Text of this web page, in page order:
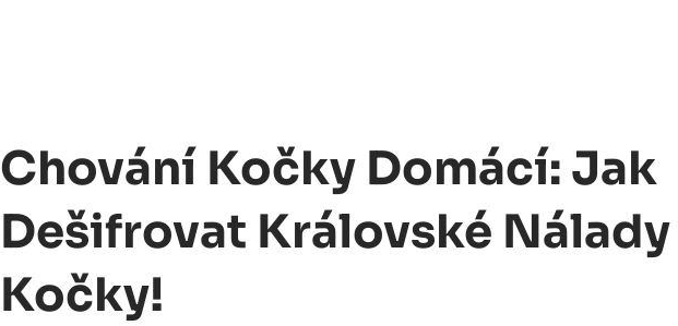
Chování Kočky Domácí: Jak
Dešifrovat Královské Nálady
Kočky!